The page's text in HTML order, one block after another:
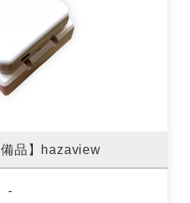
備品】hazaview
-